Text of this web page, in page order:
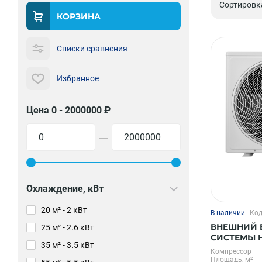
КОРЗИНА
Списки сравнения
Избранное
Цена 0 - 2000000 ₽
—
Охлаждение, кВт
20 м² - 2 кВт
25 м² - 2.6 кВт
35 м² - 3.5 кВт
В наличии
ВНЕШНИЙ
СИСТЕМЫ
SFMO/I-42
Компрессор
Площадь, м²